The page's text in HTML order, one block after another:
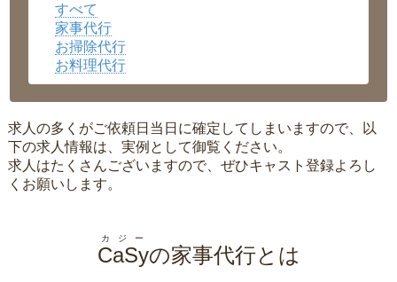
沖縄県
すべて
家事代行
お掃除代行
お料理代行
求人の多くがご依頼日当日に確定してしまいますので、以
下の求人情報は、実例として御覧ください。
求人はたくさんございますので、ぜひキャスト登録よろし
くお願いします。
CaSy
カジー
の家事代行とは